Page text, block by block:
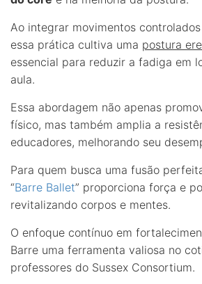
Ao integrar movimentos
essa prática cultiva uma postura
essencial para reduzir a fadiga em
aula.
Essa abordagem não apenas
físico, mas também amplia a
educadores, melhorando seu
Para quem busca uma fusão
“Barre Ballet” proporciona força e
revitalizando corpos e mentes.
O enfoque contínuo em
Barre uma ferramenta valiosa no
professores do Sussex Consortium.